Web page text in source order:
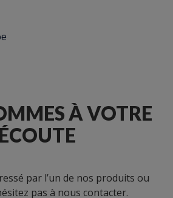
À VOTRE
ÉCOUTE
par l’un de nos produits ou
pas à nous contacter.